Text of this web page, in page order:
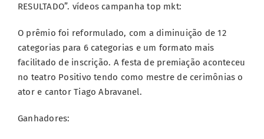
RESULTADO”. vídeos campanha top mkt:
O prêmio foi reformulado, com a diminuição de 12
categorias para 6 categorias e um formato mais
facilitado de inscrição. A festa de premiação aconteceu
no teatro Positivo tendo como mestre de cerimônias o
ator e cantor Tiago Abravanel.
Ganhadores: